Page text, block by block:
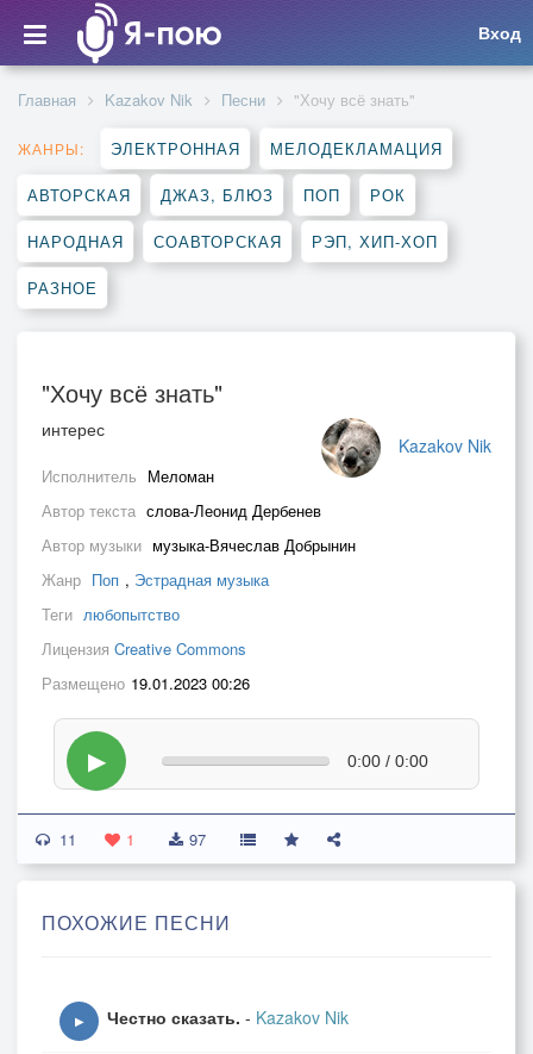
Вход
Главная Kazakov Nik Песни "Хочу всё знать"
ЖАНРЫ: ЭЛЕКТРОННАЯ МЕЛОДЕКЛАМАЦИЯ
АВТОРСКАЯ ДЖАЗ, БЛЮЗ ПОП РОК
НАРОДНАЯ СОАВТОРСКАЯ РЭП, ХИП-ХОП
РАЗНОЕ
"Хочу всё знать"
Kazakov Nik
интерес
Исполнитель Меломан
Автор текста слова-Леонид Дербенев
Автор музыки музыка-Вячеслав Добрынин
Жанр Поп , Эстрадная музыка
Теги любопытство
Лицензия Creative Commons
Размещено 19.01.2023 00:26
▶ 0:00 / 0:00
11 1 97
ПОХОЖИЕ ПЕСНИ
▶ Честно сказать. - Kazakov Nik